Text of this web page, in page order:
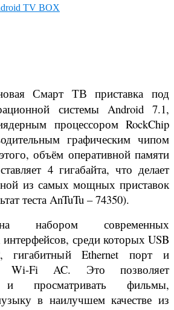
TV BOX
Смарт ТВ приставка под
системы Android 7.1,
процессором RockChip
графическим чипом
объём оперативной памяти
4 гигабайта, что делает
из самых мощных приставок
теста AnTuTu – 74350).
набором современных
среди которых USB
гигабитный Ethernet порт и
Wi-Fi AC. Это позволяет
и просматривать фильмы,
в наилучшем качестве из